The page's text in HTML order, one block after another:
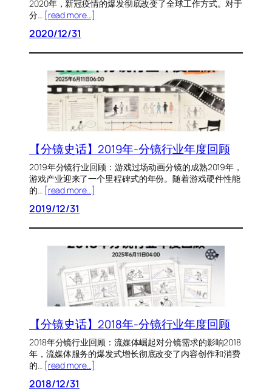
2020年，新冠疫情的爆发彻底改变了全球工作方式。对于
分… [read more…]
2020/12/31
【分镜史话】2019年-分镜行业年度回顾
2019年分镜行业回顾：游戏过场动画分镜的成熟2019年，
游戏产业迎来了一个里程碑式的年份。随着游戏硬件性能
的… [read more…]
2019/12/31
【分镜史话】2018年-分镜行业年度回顾
2018年分镜行业回顾：流媒体崛起对分镜需求的影响2018
年，流媒体服务的爆发式增长彻底改变了内容创作和消费
的… [read more…]
2018/12/31